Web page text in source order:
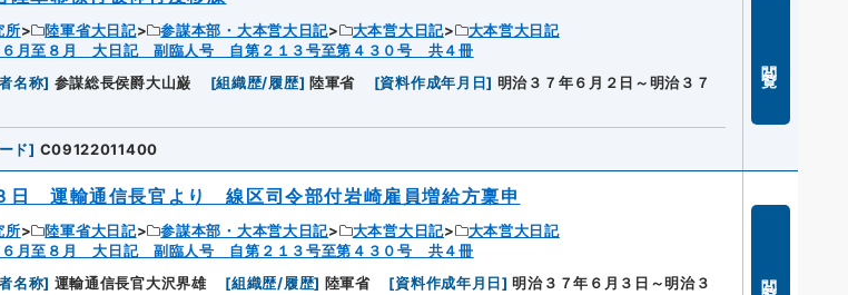
所 陸軍省大日記 参謀本部・大本営大日記 大本営大日記
大本営大日記
６月至８月 大日記 副臨人号 自第２１３号至第４３０号 共４冊
名称] 参謀総長侯爵大山巌 [組織歴/履歴] 陸軍省 [資料作成年月日] 明治３７年６月２日～明治３７
ド] C09122011400
日 運輸通信長官より 線区司令部付岩崎雇員増給方稟申
所 陸軍省大日記 参謀本部・大本営大日記 大本営大日記
大本営大日記
６月至８月 大日記 副臨人号 自第２１３号至第４３０号 共４冊
名称] 運輸通信長官大沢界雄 [組織歴/履歴] 陸軍省 [資料作成年月日] 明治３７年６月３日～明治３